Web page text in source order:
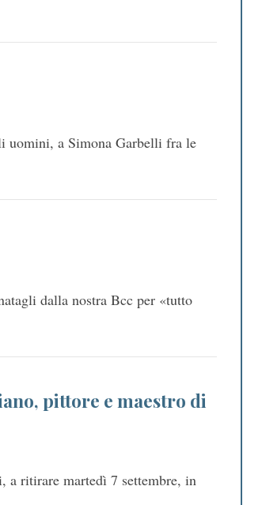
uomini, a Simona Garbelli fra le
dalla nostra Bcc per «tutto
pittore e maestro di
a ritirare martedì 7 settembre, in